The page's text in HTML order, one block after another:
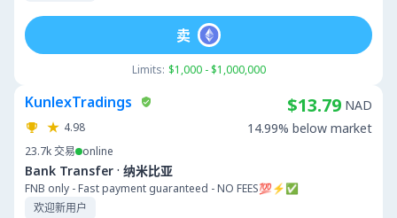
Limits: $1,000 - $1,000,000
卖
KunlexTradings
4.98
23.7k交易 online
Bank Transfer · 纳米比亚
FNB only - Fast payment guaranteed - NO FEES💯⚡️✅
欢迎新用户
$13.79 NAD
14.99% below market